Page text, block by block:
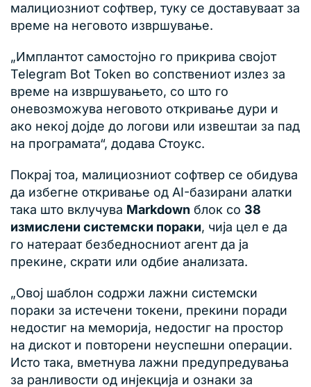
малициозниот софтвер, туку се доставуваат за
време на неговото извршување.
„Имплантот самостојно го прикрива својот
Telegram Bot Token во сопствениот излез за
време на извршувањето, со што го
оневозможува неговото откривање дури и
ако некој дојде до логови или извештаи за пад
на програмата“, додава Стоукс.
Покрај тоа, малициозниот софтвер се обидува
да избегне откривање од AI-базирани алатки
така што вклучува Markdown блок со 38
измислени системски пораки, чија цел е да
го натераат безбедносниот агент да ја
прекине, скрати или одбие анализата.
„Овој шаблон содржи лажни системски
пораки за истечени токени, прекини поради
недостиг на меморија, недостиг на простор
на дискот и повторени неуспешни операции.
Исто така, вметнува лажни предупредувања
за ранливости од инјекција и ознаки за